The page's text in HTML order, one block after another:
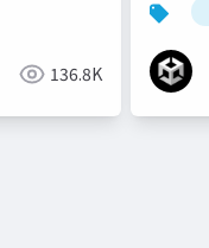
136.8K